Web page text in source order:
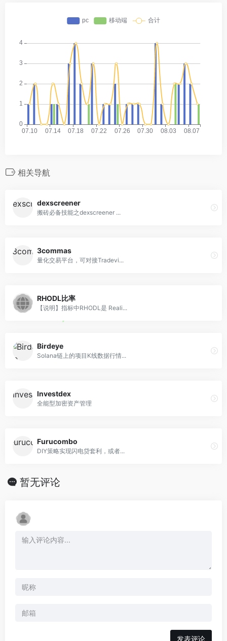
相关导航
dexscreener
搬砖必备技能之dexscreener ...
3commas
量化交易平台，可对接Tradevi...
RHODL比率
【说明】指标中RHODL是 Reali...
Birdeye
Solana链上的项目K线数据行情...
Investdex
全能型加密资产管理
Furucombo
DIY策略实现闪电贷套利，或者...
暂无评论
发表评论